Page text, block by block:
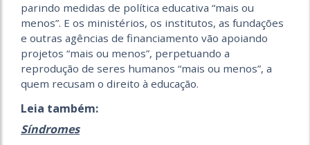
parindo medidas de política educativa “mais ou
menos”. E os ministérios, os institutos, as fundações
e outras agências de financiamento vão apoiando
projetos “mais ou menos”, perpetuando a
reprodução de seres humanos “mais ou menos”, a
quem recusam o direito à educação.
Leia também:
Síndromes